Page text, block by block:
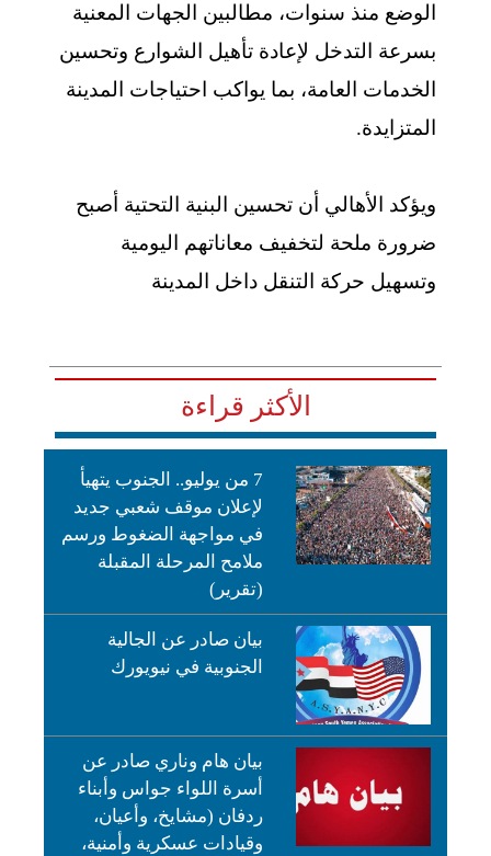
الوضع منذ سنوات، مطالبين الجهات المعنية
بسرعة التدخل لإعادة تأهيل الشوارع وتحسين
الخدمات العامة، بما يواكب احتياجات المدينة
المتزايدة.
ويؤكد الأهالي أن تحسين البنية التحتية أصبح
ضرورة ملحة لتخفيف معاناتهم اليومية
وتسهيل حركة التنقل داخل المدينة
الأكثر قراءة
7 من يوليو.. الجنوب يتهيأ
لإعلان موقف شعبي جديد
في مواجهة الضغوط ورسم
ملامح المرحلة المقبلة
(تقرير)
بيان صادر عن الجالية
الجنوبية في نيويورك
بيان هام وناري صادر عن
أسرة اللواء جواس وأبناء
ردفان (مشايخ، وأعيان،
وقيادات عسكرية وأمنية،